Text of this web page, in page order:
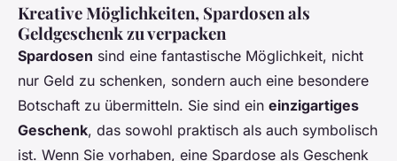
Kreative Möglichkeiten, Spardosen als
Geldgeschenk zu verpacken
Spardosen sind eine fantastische Möglichkeit, nicht
nur Geld zu schenken, sondern auch eine besondere
Botschaft zu übermitteln. Sie sind ein einzigartiges
Geschenk, das sowohl praktisch als auch symbolisch
ist. Wenn Sie vorhaben, eine Spardose als Geschenk